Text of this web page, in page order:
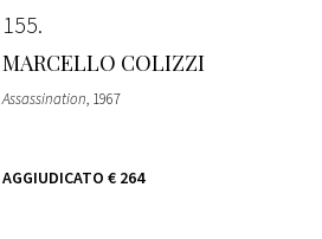
155
MARCELLO COLIZZI
Assassination, 1967
AGGIUDICATO € 264